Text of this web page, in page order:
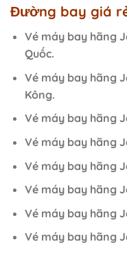
Đường bay giá
Vé máy bay hãng
Quốc.
Vé máy bay hãng
Kông.
Vé máy bay hãng
Vé máy bay hãng
Vé máy bay hãng
Vé máy bay hãng
Vé máy bay hãng
Vé máy bay hãng